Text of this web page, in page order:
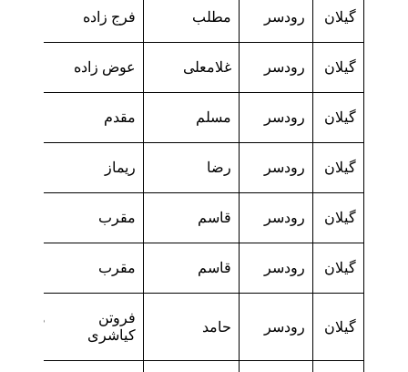
گیلان رودسر مطلب فرج زاده
گیلان رودسر غلامعلی عوض زاده
گیلان رودسر مسلم مقدم
گیلان رودسر رضا ریماز
گیلان رودسر قاسم مقرب
گیلان رودسر قاسم مقرب
گیلان رودسر حامد
فروتن هادی
کیاشری